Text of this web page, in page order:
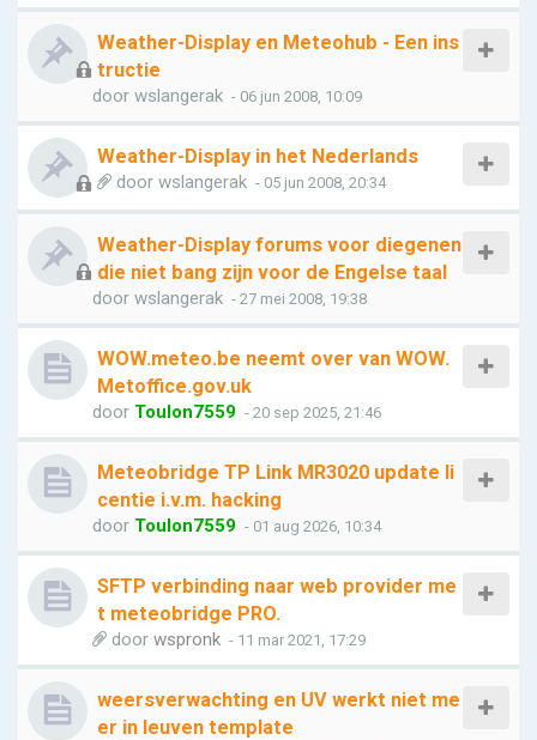
Weather-Display en Meteohub - Een ins
tructie
door wslangerak - 06 jun 2008, 10:09
Weather-Display in het Nederlands
door wslangerak - 05 jun 2008, 20:34
Weather-Display forums voor diegenen
die niet bang zijn voor de Engelse taal
door wslangerak - 27 mei 2008, 19:38
WOW.meteo.be neemt over van WOW.
Metoffice.gov.uk
door Toulon7559 - 20 sep 2025, 21:46
Meteobridge TP Link MR3020 update li
centie i.v.m. hacking
door Toulon7559 - 01 aug 2026, 10:34
SFTP verbinding naar web provider me
t meteobridge PRO.
door wspronk - 11 mar 2021, 17:29
weersverwachting en UV werkt niet me
er in leuven template